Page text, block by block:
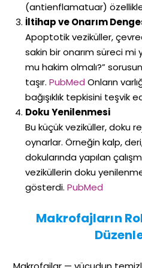
(antienflamatuar)
İltihap ve Onarım
Apoptotik veziküller,
sakin bir onarım süreci mi
mu hakim olmalı?”
taşır.PubMed Onların
bağışıklık tepkisini teşvik
Doku Yenilenmesi
Bu küçük veziküller, doku
oynarlar. Örneğin kalp,
dokularında yapılan
veziküllerin doku
gösterdi.PubMed
Makrofajların